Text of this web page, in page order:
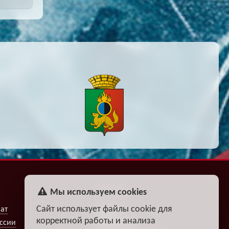
ФАН-КЛУБ
Билеты
Атрибутика
Мы используем cookies
Сайт использует файлы cookie для
корректной работы и анализа